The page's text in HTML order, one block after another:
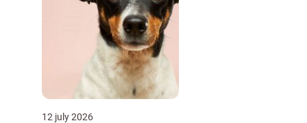
12 july 2026